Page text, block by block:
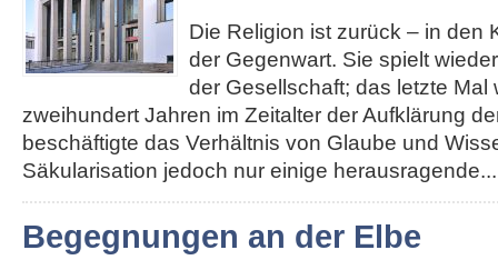
Die Religion ist zurück – in den
der Gegenwart. Sie spielt
der Gesellschaft; das letzte Mal
zweihundert Jahren im Zeitalter der Aufklärung
beschäftigte das Verhältnis von Glaube und
Säkularisation jedoch nur einige
Begegnungen an der Elbe